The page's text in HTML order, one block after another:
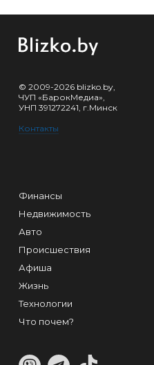
© 2009-2026 blizko.by,
ЧУП «БарокМедиа»,
УНП 391272241, г.Минск
Контакты
Финансы
Недвижимость
Авто
Происшествия
Афиша
Жизнь
Технологии
Что почем?